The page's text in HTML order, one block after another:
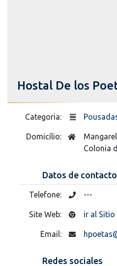
Hostal De los
Categoria:
Domicílio:
Colonia
Datos de contacto
Telefone: ---
Site Web: ir al Sitio
Email:
Redes sociales